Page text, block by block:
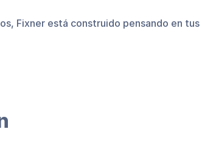
Fixner está construido pensando en